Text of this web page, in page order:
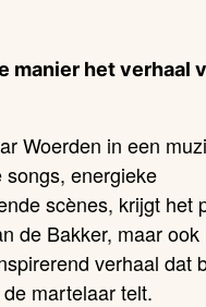
manier het verhaal
Woerden in een
energieke
scènes, krijgt het
de Bakker, maar ook
verhaal dat
martelaar telt.